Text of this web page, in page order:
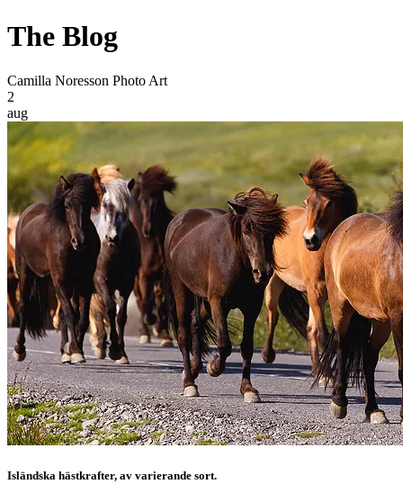
The Blog
Camilla Noresson Photo Art
2
aug
Isländska hästkrafter, av varierande sort.